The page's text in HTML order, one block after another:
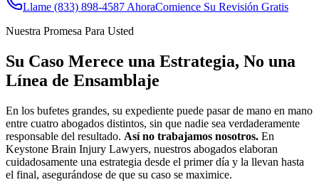
Llame (833) 898-4587 AhoraComience Su Revisión Gratis
Nuestra Promesa Para Usted
Su Caso Merece una Estrategia, No una
Línea de Ensamblaje
En los bufetes grandes, su expediente puede pasar de mano en mano
entre cuatro abogados distintos, sin que nadie sea verdaderamente
responsable del resultado. Así no trabajamos nosotros. En
Keystone Brain Injury Lawyers, nuestros abogados elaboran
cuidadosamente una estrategia desde el primer día y la llevan hasta
el final, asegurándose de que su caso se maximice.